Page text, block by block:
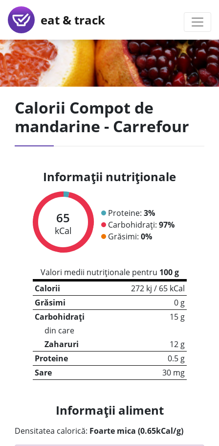
eat & track
Calorii Compot de
mandarine - Carrefour
Informații nutriționale
65
kCal
Proteine: 3%
Carbohidrați: 97%
Grăsimi: 0%
Valori medii nutriționale pentru 100 g
Calorii
272 kj / 65 kCal
Grăsimi
0 g
Carbohidrați
15 g
din care
Zaharuri
12 g
Proteine
0.5 g
Sare
30 mg
Informații aliment
Densitatea calorică: Foarte mica (0.65kCal/g)